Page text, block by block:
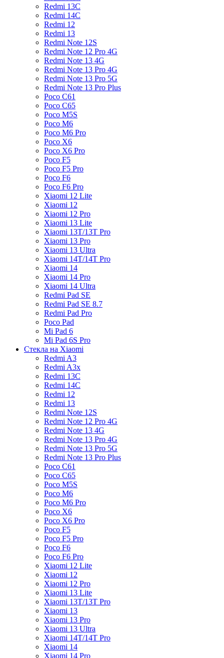
Redmi 13C
Redmi 14C
Redmi 12
Redmi 13
Redmi Note 12S
Redmi Note 12 Pro 4G
Redmi Note 13 4G
Redmi Note 13 Pro 4G
Redmi Note 13 Pro 5G
Redmi Note 13 Pro Plus
Poco C61
Poco C65
Poco M5S
Poco M6
Poco M6 Pro
Poco X6
Poco X6 Pro
Poco F5
Poco F5 Pro
Poco F6
Poco F6 Pro
Xiaomi 12 Lite
Xiaomi 12
Xiaomi 12 Pro
Xiaomi 13 Lite
Xiaomi 13T/13T Pro
Xiaomi 13 Pro
Xiaomi 13 Ultra
Xiaomi 14T/14T Pro
Xiaomi 14
Xiaomi 14 Pro
Xiaomi 14 Ultra
Redmi Pad SE
Redmi Pad SE 8.7
Redmi Pad Pro
Poco Pad
Mi Pad 6
Mi Pad 6S Pro
Стекла на Xiaomi
Redmi A3
Redmi A3x
Redmi 13C
Redmi 14C
Redmi 12
Redmi 13
Redmi Note 12S
Redmi Note 12 Pro 4G
Redmi Note 13 4G
Redmi Note 13 Pro 4G
Redmi Note 13 Pro 5G
Redmi Note 13 Pro Plus
Poco C61
Poco C65
Poco M5S
Poco M6
Poco M6 Pro
Poco X6
Poco X6 Pro
Poco F5
Poco F5 Pro
Poco F6
Poco F6 Pro
Xiaomi 12 Lite
Xiaomi 12
Xiaomi 12 Pro
Xiaomi 13 Lite
Xiaomi 13T/13T Pro
Xiaomi 13
Xiaomi 13 Pro
Xiaomi 13 Ultra
Xiaomi 14T/14T Pro
Xiaomi 14
Xiaomi 14 Pro